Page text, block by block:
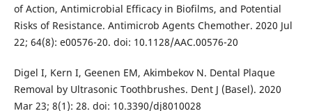
of Action, Antimicrobial Efficacy in Biofilms, and Potential
Risks of Resistance. Antimicrob Agents Chemother. 2020 Jul
22; 64(8): e00576-20. doi: 10.1128/AAC.00576-20
Digel I, Kern I, Geenen EM, Akimbekov N. Dental Plaque
Removal by Ultrasonic Toothbrushes. Dent J (Basel). 2020
Mar 23; 8(1): 28. doi: 10.3390/dj8010028